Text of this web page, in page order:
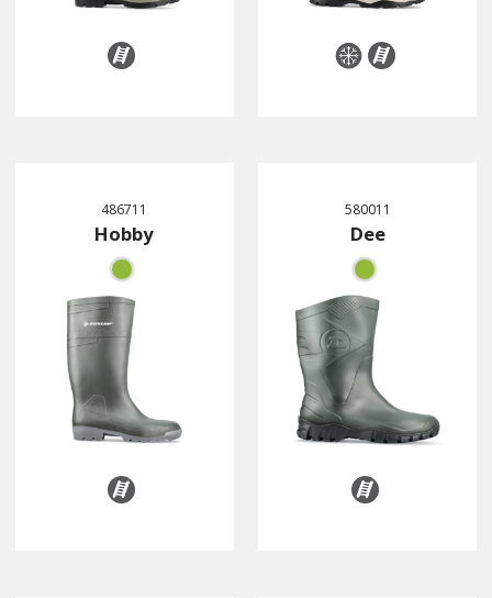
486711
Hobby
580011
Dee